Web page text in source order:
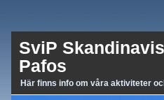
AKTIVITETER
OM OSS
SviP
Pafos
Här finns info om våra aktiviteter